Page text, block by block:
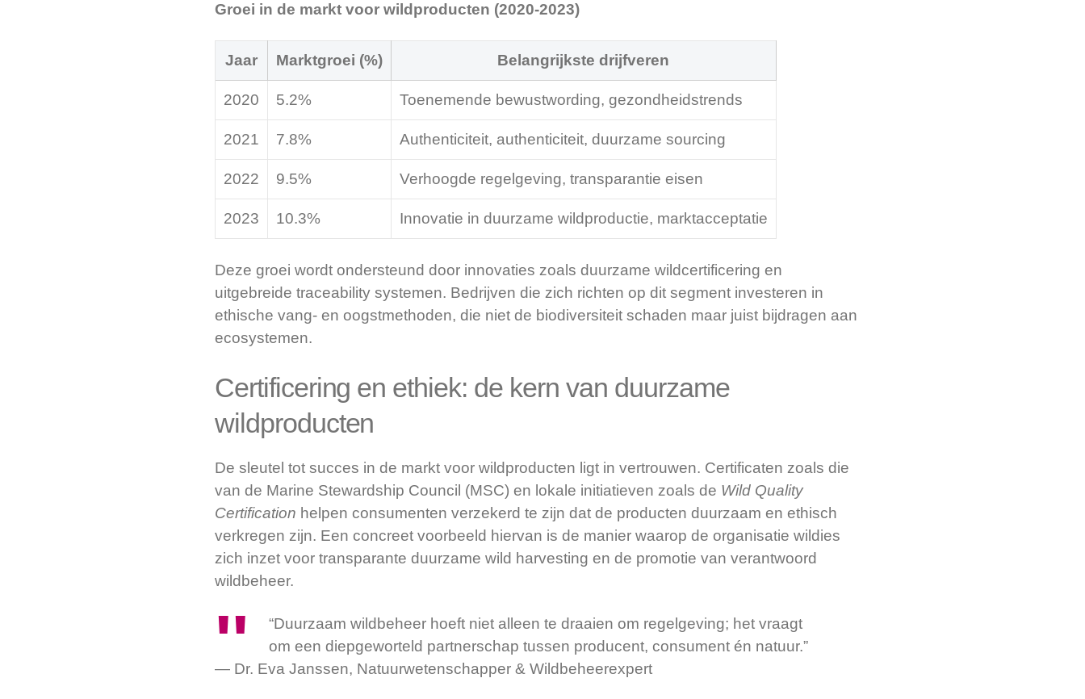
Groei in de markt voor wildproducten (2020-2023)
Jaar Marktgroei (%) Belangrijkste drijfveren
2020 5.2% Toenemende bewustwording, gezondheidstrends
2021 7.8% Authenticiteit, authenticiteit, duurzame sourcing
2022 9.5% Verhoogde regelgeving, transparantie eisen
2023 10.3% Innovatie in duurzame wildproductie, marktacceptatie
Deze groei wordt ondersteund door innovaties zoals duurzame wildcertificering en
uitgebreide traceability systemen. Bedrijven die zich richten op dit segment investeren in
ethische vang- en oogstmethoden, die niet de biodiversiteit schaden maar juist bijdragen aan
ecosystemen.
Certificering en ethiek: de kern van duurzame
wildproducten
De sleutel tot succes in de markt voor wildproducten ligt in vertrouwen. Certificaten zoals die
van de Marine Stewardship Council (MSC) en lokale initiatieven zoals de Wild Quality
Certification helpen consumenten verzekerd te zijn dat de producten duurzaam en ethisch
verkregen zijn. Een concreet voorbeeld hiervan is de manier waarop de organisatie wildies
zich inzet voor transparante duurzame wild harvesting en de promotie van verantwoord
wildbeheer.
“Duurzaam wildbeheer hoeft niet alleen te draaien om regelgeving; het vraagt
om een diepgeworteld partnerschap tussen producent, consument én natuur.”
— Dr. Eva Janssen, Natuurwetenschapper & Wildbeheerexpert